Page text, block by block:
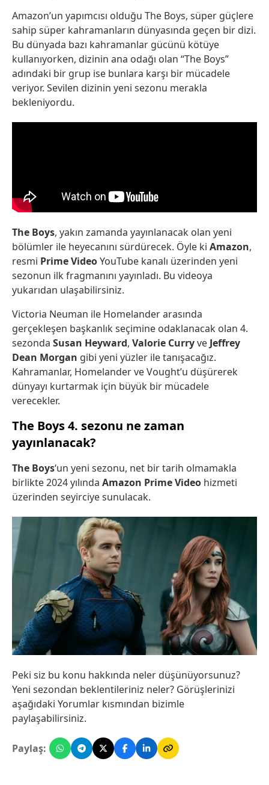
Amazon’un yapımcısı olduğu The Boys, süper güçlere
sahip süper kahramanların dünyasında geçen bir dizi.
Bu dünyada bazı kahramanlar gücünü kötüye
kullanıyorken, dizinin ana odağı olan “The Boys”
adındaki bir grup ise bunlara karşı bir mücadele
veriyor. Sevilen dizinin yeni sezonu merakla
bekleniyordu.
The Boys, yakın zamanda yayınlanacak olan yeni
bölümler ile heyecanını sürdürecek. Öyle ki Amazon,
resmi Prime VideoYouTube kanalı üzerinden yeni
sezonun ilk fragmanını yayınladı. Bu videoya
yukarıdan ulaşabilirsiniz.
Victoria Neuman ile Homelander arasında
gerçekleşen başkanlık seçimine odaklanacak olan 4.
sezonda Susan Heyward, Valorie Curryve Jeffrey
Dean Morgan gibi yeni yüzler ile tanışacağız.
Kahramanlar, Homelander ve Vought’u düşürerek
dünyayı kurtarmak için büyük bir mücadele
verecekler.
The Boys 4. sezonu ne zaman
yayınlanacak?
The Boys‘un yeni sezonu, net bir tarih olmamakla
birlikte 2024 yılında Amazon Prime Video hizmeti
üzerinden seyirciye sunulacak.
Peki siz bu konu hakkında neler düşünüyorsunuz?
Yeni sezondan beklentileriniz neler? Görüşlerinizi
aşağıdaki Yorumlar kısmından bizimle
paylaşabilirsiniz.
Paylaş: